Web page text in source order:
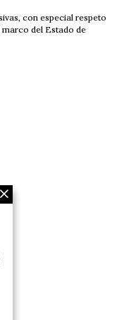
con especial respeto
marco del Estado de